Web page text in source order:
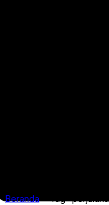
Beranda»Tag